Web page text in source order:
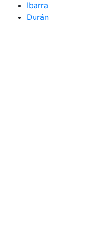
Ibarra
Durán